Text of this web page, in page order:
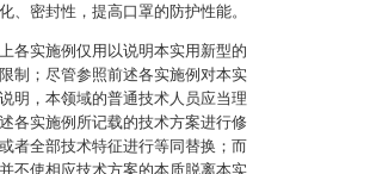
、密封性，提高口罩的防护性能。
各实施例仅用以说明本实用新型的
制；尽管参照前述各实施例对本实
明，本领域的普通技术人员应当理
各实施例所记载的技术方案进行修
者全部技术特征进行等同替换；而
不使相应技术方案的本质脱离本实